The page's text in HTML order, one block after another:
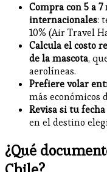
Compra con 5 a
internacionales:
10% (Air Travel
Calcula el costo
de la mascota,
aerolíneas.
Prefiere volar
más económicos
Revisa si tu
en el destino
¿Qué